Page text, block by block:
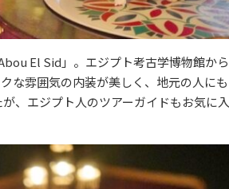
El Sid」。エジプト考古学博物館から
な雰囲気の内装が美しく、地元の人にも
、エジプト人のツアーガイドもお気に入